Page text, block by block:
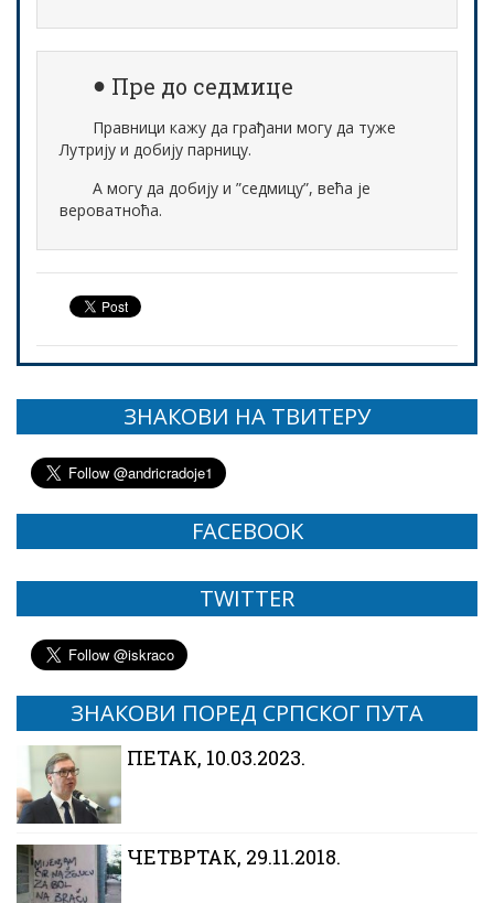
Пре до седмице
Правници кажу да грађани могу да туже
Лутрију и добију парницу.
А могу да добију и ”седмицу”, већа је
вероватноћа.
ЗНАКОВИ НА ТВИТЕРУ
FACEBOOK
TWITTER
ЗНАКОВИ ПОРЕД СРПСКОГ ПУТА
ПЕТАК, 10.03.2023.
ЧЕТВРТАК, 29.11.2018.